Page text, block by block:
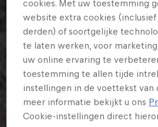
cookies. Met uw toestemming
website extra cookies (inclusief
derden) of soortgelijke
te laten werken, voor
uw online ervaring te
toestemming te allen tijde
instellingen in de voettekst van
meer informatie bekijkt u ons
Cookie-instellingen direct